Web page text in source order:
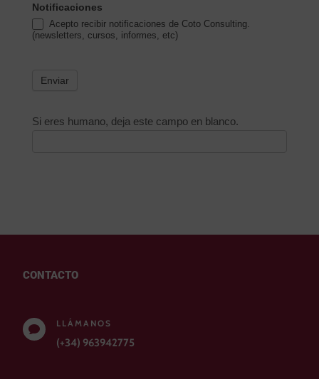
Notificaciones
Acepto recibir notificaciones de Coto Consulting.
(newsletters, cursos, informes, etc)
Enviar
Si eres humano, deja este campo en blanco.
CONTACTO

LLÁMANOS
(+34) 963942775